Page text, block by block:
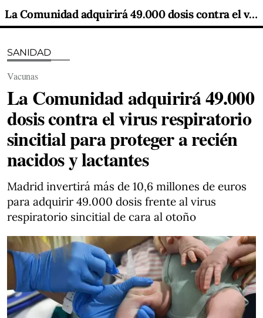
La Comunidad adquirirá 49.000 dosis contra el virus respiratorio sincitial para proteger a recién nacidos y lactantes
SANIDAD
Vacunas
La Comunidad adquirirá 49.000
dosis contra el virus respiratorio
sincitial para proteger a recién
nacidos y lactantes
Madrid invertirá más de 10,6 millones de euros
para adquirir 49.000 dosis frente al virus
respiratorio sincitial de cara al otoño